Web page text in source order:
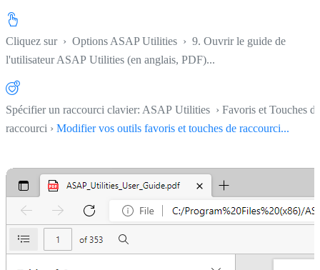
Cliquez sur › Options ASAP Utilities › 9. Ouvrir le guide de
l'utilisateur ASAP Utilities (en anglais, PDF)...
Spécifier un raccourci clavier: ASAP Utilities › Favoris et Touches de
raccourci › Modifier vos outils favoris et touches de raccourci...